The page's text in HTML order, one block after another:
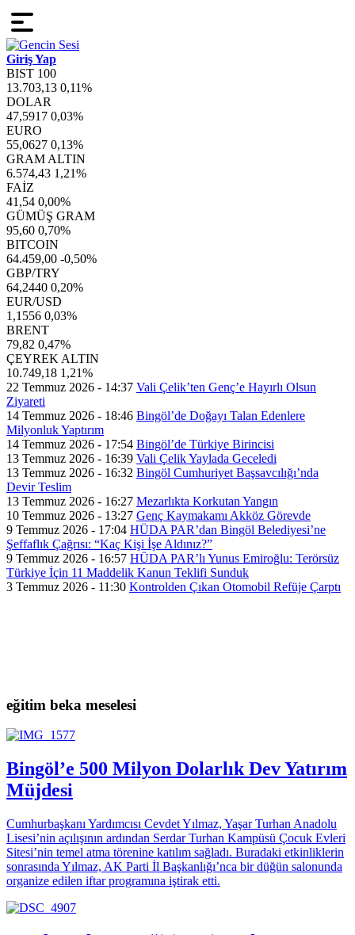
Giriş Yap
BIST 100
13.703,13 0,11%
DOLAR
47,5917 0,03%
EURO
55,0627 0,13%
GRAM ALTIN
6.574,43 1,21%
FAİZ
41,54 0,00%
GÜMÜŞ GRAM
95,60 0,70%
BITCOIN
64.459,00 -0,50%
GBP/TRY
64,2440 0,20%
EUR/USD
1,1556 0,03%
BRENT
79,82 0,47%
ÇEYREK ALTIN
10.749,18 1,21%
22 Temmuz 2026 - 14:37 Vali Çelik’ten Genç’e Hayırlı Olsun
Ziyareti
14 Temmuz 2026 - 18:46 Bingöl’de Doğayı Talan Edenlere
Milyonluk Yaptırım
14 Temmuz 2026 - 17:54 Bingöl’de Türkiye Birincisi
13 Temmuz 2026 - 16:39 Vali Çelik Yaylada Geceledi
13 Temmuz 2026 - 16:32 Bingöl Cumhuriyet Başsavcılığı’nda
Devir Teslim
13 Temmuz 2026 - 16:27 Mezarlıkta Korkutan Yangın
10 Temmuz 2026 - 13:27 Genç Kaymakamı Akköz Görevde
9 Temmuz 2026 - 17:04 HÜDA PAR’dan Bingöl Belediyesi’ne
Şeffaflık Çağrısı: “Kaç Kişi İşe Aldınız?”
9 Temmuz 2026 - 16:57 HÜDA PAR’lı Yunus Emiroğlu: Terörsüz
Türkiye İçin 11 Maddelik Kanun Teklifi Sunduk
3 Temmuz 2026 - 11:30 Kontrolden Çıkan Otomobil Refüje Çarptı
eğitim beka meselesi
Bingöl’e 500 Milyon Dolarlık Dev Yatırım
Müjdesi
Cumhurbaşkanı Yardımcısı Cevdet Yılmaz, Yaşar Turhan Anadolu
Lisesi’nin açılışının ardından Serdar Turhan Kampüsü Çocuk Evleri
Sitesi’nin temel atma törenine katılım sağladı. Buradaki etkinliklerin
sonrasında Yılmaz, AK Parti İl Başkanlığı’nca bir düğün salonunda
organize edilen iftar programına iştirak etti.